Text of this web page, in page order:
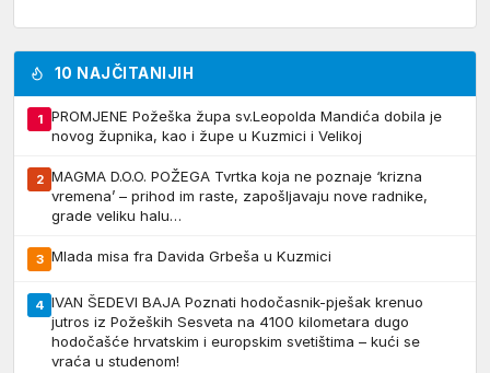
10 NAJČITANIJIH
1
PROMJENE Požeška župa sv.Leopolda Mandića dobila je
novog župnika, kao i župe u Kuzmici i Velikoj
2 MAGMA D.O.O. POŽEGA Tvrtka koja ne poznaje ‘krizna
vremena’ – prihod im raste, zapošljavaju nove radnike,
grade veliku halu…
3 Mlada misa fra Davida Grbeša u Kuzmici
4 IVAN ŠEDEVI BAJA Poznati hodočasnik-pješak krenuo
jutros iz Požeških Sesveta na 4100 kilometara dugo
hodočašće hrvatskim i europskim svetištima – kući se
vraća u studenom!